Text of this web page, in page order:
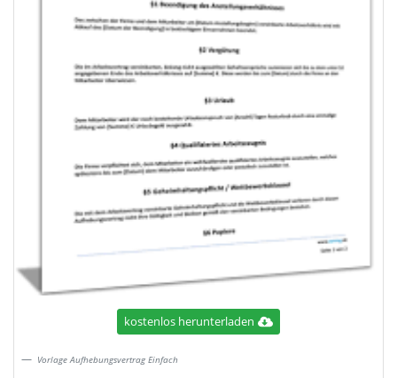
kostenlos herunterladen
Vorlage Aufhebungsvertrag Einfach